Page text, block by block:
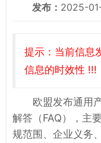
发布： 2025-
提示：当前信息
信息的时效性 !!!
欧盟发布通用
解答（FAQ），主
规范围、企业义务